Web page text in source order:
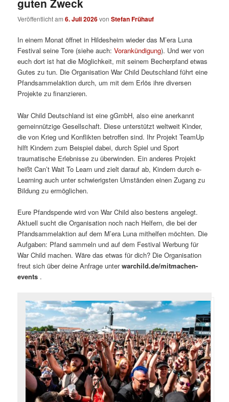
Veröffentlicht am6. Juli 2026vonStefan Frühauf
In einem Monat öffnet in Hildesheim wieder das M’era Luna
Festival seine Tore (siehe auch:Vorankündigung). Und wer von
euch dort ist hat die Möglichkeit, mit seinem Becherpfand etwas
Gutes zu tun. Die Organisation War Child Deutschland führt eine
Pfandsammelaktion durch, um mit dem Erlös ihre diversen
Projekte zu finanzieren.
War Child Deutschland ist eine gGmbH, also eine anerkannt
gemeinnützige Gesellschaft. Diese unterstützt weltweit Kinder,
die von Krieg und Konflikten betroffen sind. Ihr Projekt TeamUp
hilft Kindern zum Beispiel dabei, durch Spiel und Sport
traumatische Erlebnisse zu überwinden. Ein anderes Projekt
heißt Can’t Wait To Learn und zielt darauf ab, Kindern durch e-
Learning auch unter schwierigsten Umständen einen Zugang zu
Bildung zu ermöglichen.
Eure Pfandspende wird von War Child also bestens angelegt.
Aktuell sucht die Organisation noch nach Helfern, die bei der
Pfandsammelaktion auf dem M’era Luna mithelfen möchten. Die
Aufgaben: Pfand sammeln und auf dem Festival Werbung für
War Child machen. Wäre das etwas für dich? Die Organisation
freut sich über deine Anfrage unterwarchild.de/mitmachen-
events .